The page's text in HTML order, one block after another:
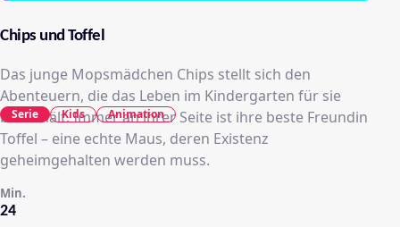
Chips und Toffel
Das junge Mopsmädchen Chips stellt sich den
Abenteuern, die das Leben im Kindergarten für sie
bereithält. Immer an ihrer Seite ist ihre beste Freundin
Toffel – eine echte Maus, deren Existenz
geheimgehalten werden muss.
24
Min.
Serie Kids Animation